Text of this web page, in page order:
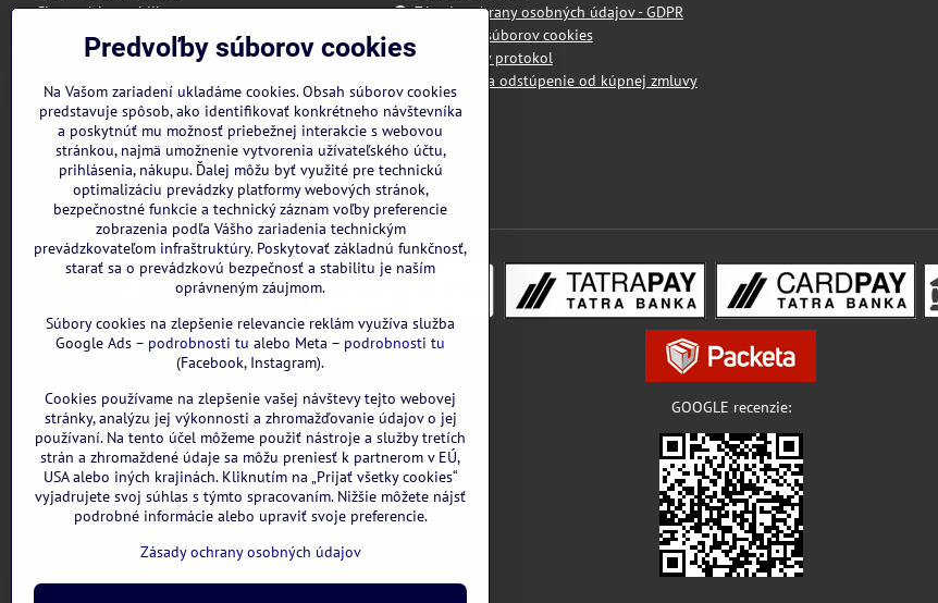
Slovenská republika
IČO: 55 175 431
IBAN: SK3111000000002942143418
Nie sme platcami DPH
Všetky uvedené ceny sú vrátane DPH.
Zásady ochrany osobných údajov - GDPR
Predvoľby súborov cookies
Reklamačný protokol
Formulár na odstúpenie od kúpnej zmluvy
GOOGLE recenzie:
Predvoľby súborov cookies
Na Vašom zariadení ukladáme cookies. Obsah súborov cookies
predstavuje spôsob, ako identifikovať konkrétneho návštevníka
a poskytnúť mu možnosť priebežnej interakcie s webovou
stránkou, najmä umožnenie vytvorenia užívateľského účtu,
prihlásenia, nákupu. Ďalej môžu byť využité pre technickú
optimalizáciu prevádzky platformy webových stránok,
bezpečnostné funkcie a technický záznam voľby preferencie
zobrazenia podľa Vášho zariadenia technickým
prevádzkovateľom infraštruktúry. Poskytovať základnú funkčnosť,
starať sa o prevádzkovú bezpečnosť a stabilitu je naším
oprávneným záujmom.
Súbory cookies na zlepšenie relevancie reklám využíva služba
Google Ads – podrobnosti tu alebo Meta – podrobnosti tu
(Facebook, Instagram).
Cookies používame na zlepšenie vašej návštevy tejto webovej
stránky, analýzu jej výkonnosti a zhromažďovanie údajov o jej
používaní. Na tento účel môžeme použiť nástroje a služby tretích
strán a zhromaždené údaje sa môžu preniesť k partnerom v EÚ,
USA alebo iných krajinách. Kliknutím na „Prijať všetky cookies“
vyjadrujete svoj súhlas s týmto spracovaním. Nižšie môžete nájsť
podrobné informácie alebo upraviť svoje preferencie.
Zásady ochrany osobných údajov